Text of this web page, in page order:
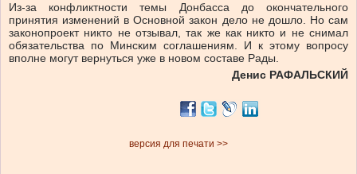
Из-за конфликтности темы Донбасса до окончательного
принятия изменений в Основной закон дело не дошло. Но сам
законопроект никто не отзывал, так же как никто и не снимал
обязательства по Минским соглашениям. И к этому вопросу
вполне могут вернуться уже в новом составе Рады.
Денис РАФАЛЬСКИЙ
версия для печати >>